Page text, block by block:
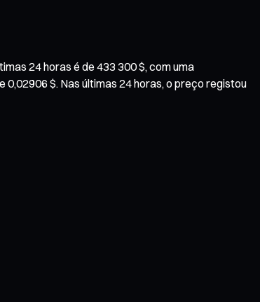
24 horas é de 433 300 $, com uma
0,02906 $. Nas últimas 24 horas, o preço registou